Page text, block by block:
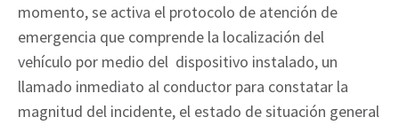
momento, se activa el protocolo de atención de
emergencia que comprende la localización del
vehículo por medio del dispositivo instalado, un
llamado inmediato al conductor para constatar la
magnitud del incidente, el estado de situación general